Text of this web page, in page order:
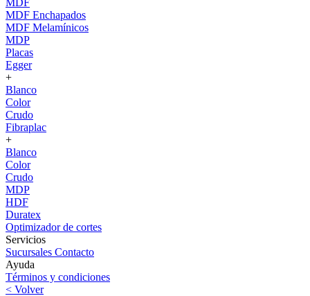
MDF
MDF Enchapados
MDF Melamínicos
MDP
Placas
Egger
+
Blanco
Color
Crudo
Fibraplac
+
Blanco
Color
Crudo
MDP
HDF
Duratex
Optimizador de cortes
Servicios
Sucursales Contacto
Ayuda
Términos y condiciones
< Volver